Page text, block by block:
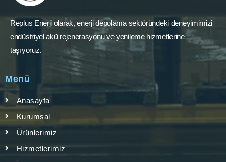
Replus Enerji olarak, enerji depolama sektöründeki deneyimimizi
endüstriyel akü rejenerasyonu ve yenileme hizmetlerine
taşıyoruz.
Menü
Anasayfa
Kurumsal
Ürünlerimiz
Hizmetlerimiz